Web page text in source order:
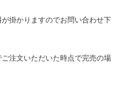
掛かりますのでお問い合わせ下
注文いただいた時点で完売の場